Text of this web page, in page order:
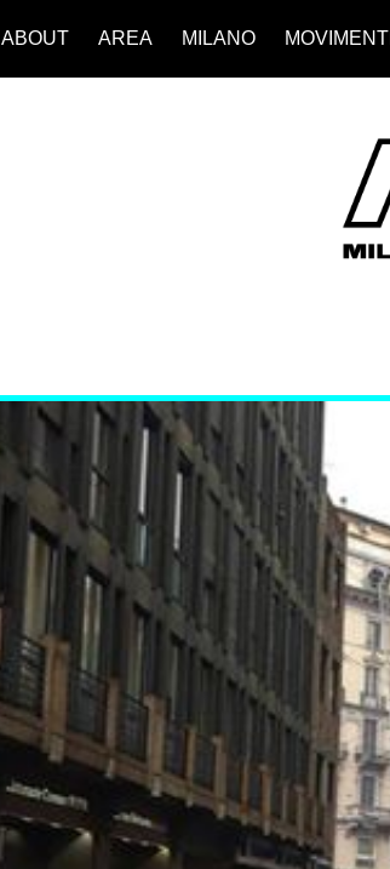
ABOUT AREA MILANO MOVIMENTI